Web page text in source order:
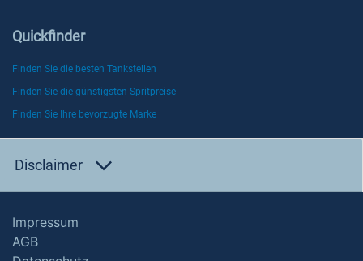
Quickfinder
Finden Sie die besten Tankstellen
Finden Sie die günstigsten Spritpreise
Finden Sie Ihre bevorzugte Marke
Disclaimer
Impressum
AGB